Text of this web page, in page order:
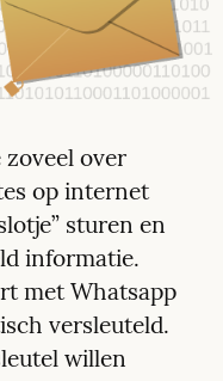
over
op internet
sturen en
informatie.
met Whatsapp
versleuteld.
willen